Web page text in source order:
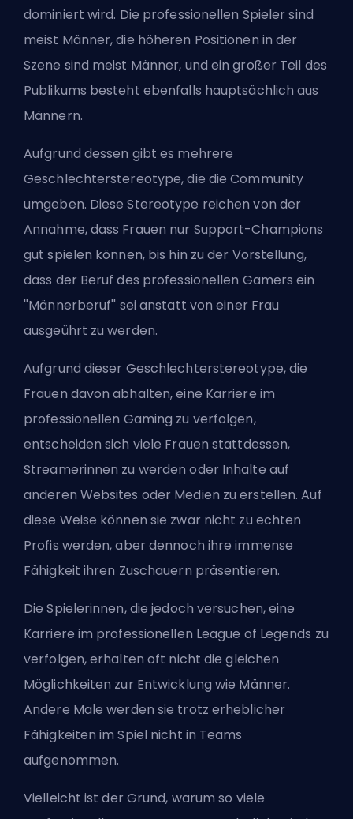
dominiert wird. Die professionellen Spieler sind
meist Männer, die höheren Positionen in der
Szene sind meist Männer, und ein großer Teil des
Publikums besteht ebenfalls hauptsächlich aus
Männern.
Aufgrund dessen gibt es mehrere
Geschlechterstereotype, die die Community
umgeben. Diese Stereotype reichen von der
Annahme, dass Frauen nur Support-Champions
gut spielen können, bis hin zu der Vorstellung,
dass der Beruf des professionellen Gamers ein
''Männerberuf'' sei anstatt von einer Frau
ausgeührt zu werden.
Aufgrund dieser Geschlechterstereotype, die
Frauen davon abhalten, eine Karriere im
professionellen Gaming zu verfolgen,
entscheiden sich viele Frauen stattdessen,
Streamerinnen zu werden oder Inhalte auf
anderen Websites oder Medien zu erstellen. Auf
diese Weise können sie zwar nicht zu echten
Profis werden, aber dennoch ihre immense
Fähigkeit ihren Zuschauern präsentieren.
Die Spielerinnen, die jedoch versuchen, eine
Karriere im professionellen League of Legends zu
verfolgen, erhalten oft nicht die gleichen
Möglichkeiten zur Entwicklung wie Männer.
Andere Male werden sie trotz erheblicher
Fähigkeiten im Spiel nicht in Teams
aufgenommen.
Vielleicht ist der Grund, warum so viele